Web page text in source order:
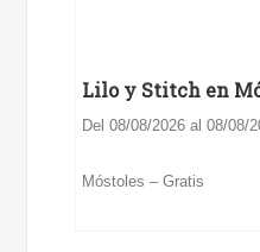
Lilo y Stitch en
Del 08/08/2026 al 08/08/
Móstoles – Gratis